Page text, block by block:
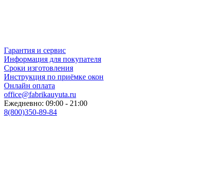
Гарантия и сервис
Информация для покупателя
Сроки изготовления
Инструкция по приёмке окон
Онлайн оплата
office@fabrikauyuta.ru
Ежедневно: 09:00 - 21:00
8(800)350-89-84